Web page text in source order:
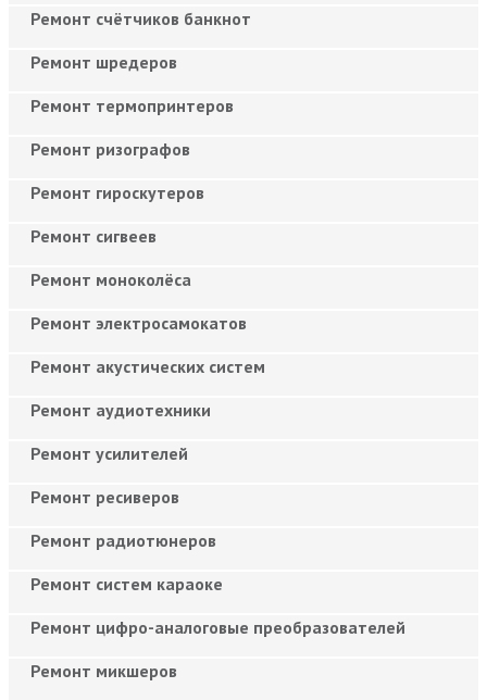
Ремонт счётчиков банкнот
Ремонт шредеров
Ремонт термопринтеров
Ремонт ризографов
Ремонт гироскутеров
Ремонт сигвеев
Ремонт моноколёса
Ремонт электросамокатов
Ремонт акустических систем
Ремонт аудиотехники
Ремонт усилителей
Ремонт ресиверов
Ремонт радиотюнеров
Ремонт систем караоке
Ремонт цифро-аналоговые преобразователей
Ремонт микшеров